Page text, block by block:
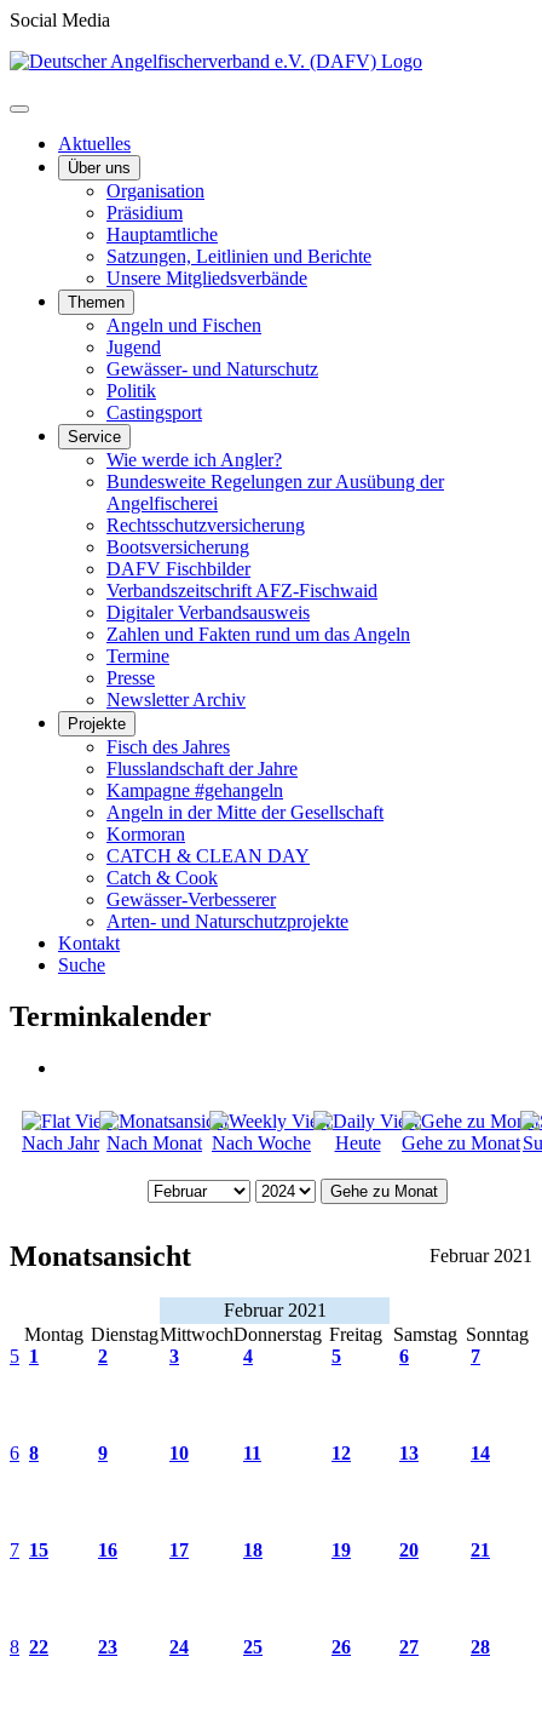
Social Media
Aktuelles
Über uns
Organisation
Präsidium
Hauptamtliche
Satzungen, Leitlinien und Berichte
Unsere Mitgliedsverbände
Themen
Angeln und Fischen
Jugend
Gewässer- und Naturschutz
Politik
Castingsport
Service
Wie werde ich Angler?
Bundesweite Regelungen zur Ausübung der
Angelfischerei
Rechtsschutzversicherung
Bootsversicherung
DAFV Fischbilder
Verbandszeitschrift AFZ-Fischwaid
Digitaler Verbandsausweis
Zahlen und Fakten rund um das Angeln
Termine
Presse
Newsletter Archiv
Projekte
Fisch des Jahres
Flusslandschaft der Jahre
Kampagne #gehangeln
Angeln in der Mitte der Gesellschaft
Kormoran
CATCH & CLEAN DAY
Catch & Cook
Gewässer-Verbesserer
Arten- und Naturschutzprojekte
Kontakt
Suche
Terminkalender
Nach Jahr Nach Monat Nach Woche Heute Gehe zu Monat
Gehe zu Monat
Monatsansicht Februar 2021
Februar 2021
Montag DienstagMittwochDonnerstag Freitag Samstag Sonntag
5 1 2 3 4 5 6 7
6 8 9 10 11 12 13 14
7 15 16 17 18 19 20 21
8 22 23 24 25 26 27 28